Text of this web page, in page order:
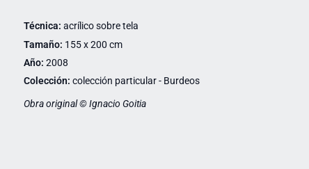
Técnica: acrílico sobre tela
Tamaño: 155 x 200 cm
Año: 2008
Colección: colección particular - Burdeos
Obra original © Ignacio Goitia